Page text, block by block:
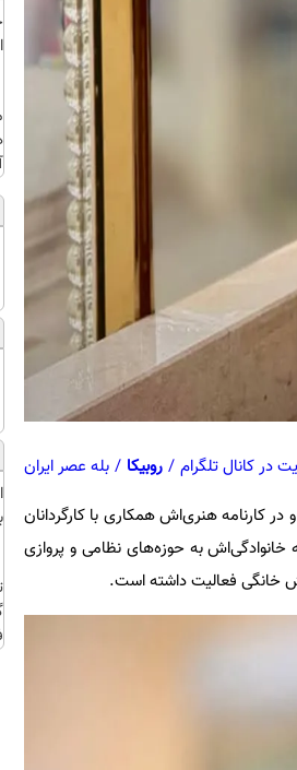
در کانال تلگرام / روبیکا / بله عصر ایران
خود را آغاز کرده و در کارنامه هنری‌اش همکاری با کارگردانان
به حوزه‌های نظامی و پروازی
خانگی فعالیت داشته است.
از